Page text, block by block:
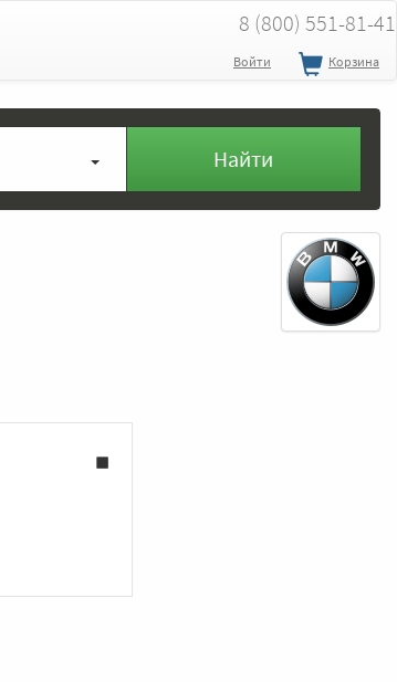
8 (800) 551-81-41
Войти Корзина
Найти